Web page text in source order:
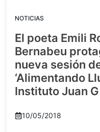
NOTICIAS
El poeta Emili
Bernabeu
nueva sesión
‘Alimentando
Instituto Juan
10/05/2018